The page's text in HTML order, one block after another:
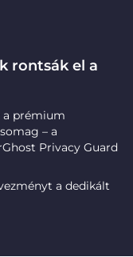
rontsák el a
a prémium
– a
Privacy Guard
a dedikált